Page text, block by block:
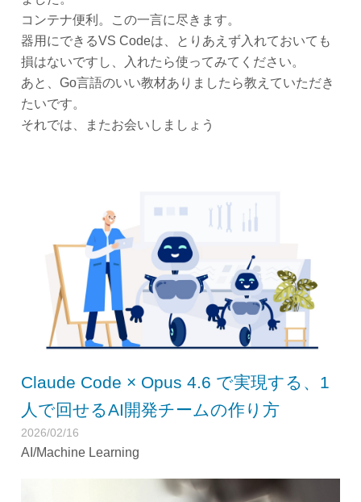
コンテナ便利。この一言に尽きます。
器用にできるVS Codeは、とりあえず入れておいても
損はないですし、入れたら使ってみてください。
あと、Go言語のいい教材ありましたら教えていただき
たいです。
それでは、またお会いしましょう
Claude Code × Opus 4.6 で実現する、1
人で回せるAI開発チームの作り方
2026/02/16
AI/Machine Learning